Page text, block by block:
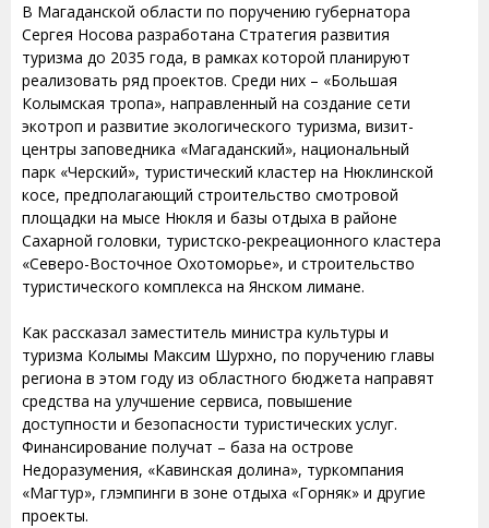
В Магаданской области по поручению губернатора
Сергея Носова разработана Стратегия развития
туризма до 2035 года, в рамках которой планируют
реализовать ряд проектов. Среди них – «Большая
Колымская тропа», направленный на создание сети
экотроп и развитие экологического туризма, визит-
центры заповедника «Магаданский», национальный
парк «Черский», туристический кластер на Нюклинской
косе, предполагающий строительство смотровой
площадки на мысе Нюкля и базы отдыха в районе
Сахарной головки, туристско-рекреационного кластера
«Северо-Восточное Охотоморье», и строительство
туристического комплекса на Янском лимане.
Как рассказал заместитель министра культуры и
туризма Колымы Максим Шурхно, по поручению главы
региона в этом году из областного бюджета направят
средства на улучшение сервиса, повышение
доступности и безопасности туристических услуг.
Финансирование получат – база на острове
Недоразумения, «Кавинская долина», туркомпания
«Магтур», глэмпинги в зоне отдыха «Горняк» и другие
проекты.